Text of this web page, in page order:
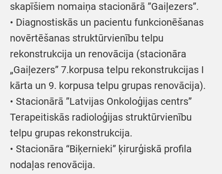
skapīšiem nomaiņa stacionārā ”Gaiļezers”.
• Diagnostiskās un pacientu funkcionēšanas
novērtēšanas struktūrvienību telpu
rekonstrukcija un renovācija (stacionāra
„Gaiļezers” 7.korpusa telpu rekonstrukcijas I
kārta un 9. korpusa telpu grupas renovācija).
• Stacionārā ”Latvijas Onkoloģijas centrs”
Terapeitiskās radioloģijas struktūrvienību
telpu grupas rekonstrukcija.
• Stacionāra “Biķernieki” ķirurģiskā profila
nodaļas renovācija.